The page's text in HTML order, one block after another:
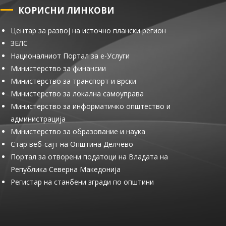
КОРИСНИ ЛИНКОВИ
Центар за развој на источно плански регион
ЗЕЛС
Националниот Портал за е-Услуги
Министерство за финансии
Министерство за транспорт и врски
Министерство за локална самоуправа
Министерство за информатичко општество и
администрација
Министерство за образование и наука
Стар веб-сајт на Општина Делчево
Портал за отворени податоци на Владата на
Република Северна Македонија
Регистар на станбени згради по општини